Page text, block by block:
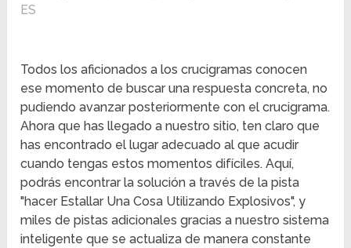
ES
Todos los aficionados a los crucigramas conocen
ese momento de buscar una respuesta concreta, no
pudiendo avanzar posteriormente con el crucigrama.
Ahora que has llegado a nuestro sitio, ten claro que
has encontrado el lugar adecuado al que acudir
cuando tengas estos momentos difíciles. Aquí,
podrás encontrar la solución a través de la pista
"hacer Estallar Una Cosa Utilizando Explosivos", y
miles de pistas adicionales gracias a nuestro sistema
inteligente que se actualiza de manera constante